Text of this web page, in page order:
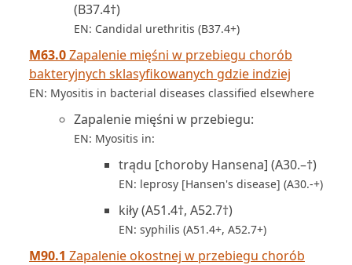
(B37.4†)
EN: Candidal urethritis (B37.4+)
M63.0Zapalenie mięśni w przebiegu chorób
bakteryjnych sklasyfikowanych gdzie indziej
EN: Myositis in bacterial diseases classified elsewhere
Zapalenie mięśni w przebiegu:
EN: Myositis in:
trądu [choroby Hansena] (A30.–†)
EN: leprosy [Hansen's disease] (A30.-+)
kiły (A51.4†, A52.7†)
EN: syphilis (A51.4+, A52.7+)
M90.1 Zapalenie okostnej w przebiegu chorób